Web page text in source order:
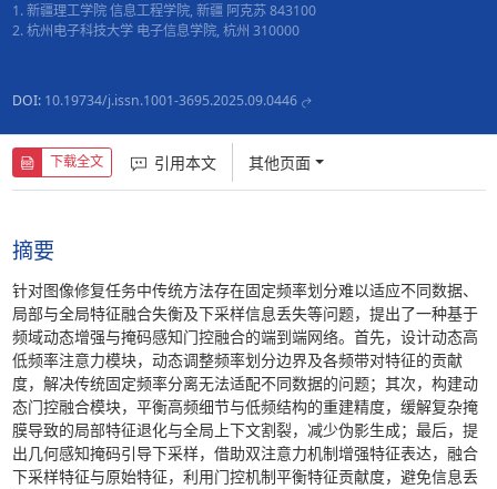
1. 新疆理工学院 信息工程学院, 新疆 阿克苏 843100
2. 杭州电子科技大学 电子信息学院, 杭州 310000
DOI: 10.19734/j.issn.1001-3695.2025.09.0446
下载全文 引用本文 其他页面
摘要
针对图像修复任务中传统方法存在固定频率划分难以适应不同数据、
局部与全局特征融合失衡及下采样信息丢失等问题，提出了一种基于
频域动态增强与掩码感知门控融合的端到端网络。首先，设计动态高
低频率注意力模块，动态调整频率划分边界及各频带对特征的贡献
度，解决传统固定频率分离无法适配不同数据的问题；其次，构建动
态门控融合模块，平衡高频细节与低频结构的重建精度，缓解复杂掩
膜导致的局部特征退化与全局上下文割裂，减少伪影生成；最后，提
出几何感知掩码引导下采样，借助双注意力机制增强特征表达，融合
下采样特征与原始特征，利用门控机制平衡特征贡献度，避免信息丢